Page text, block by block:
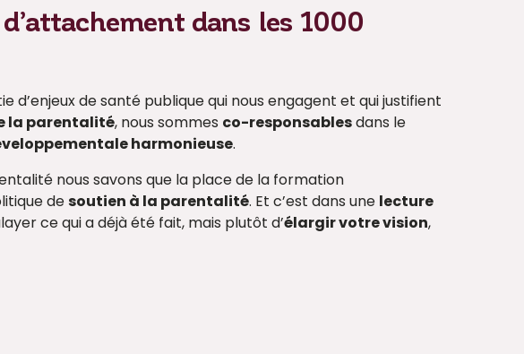
dans les 1000
d’enjeux de santé publique qui nous engagent et qui justifient
la parentalité, nous sommes co-responsablesdans le
harmonieuse.
nous savons que la place de la formation
desoutien à la parentalité. Et c’est dans une lecture
ce qui a déjà été fait, mais plutôt d’élargir votre vision,